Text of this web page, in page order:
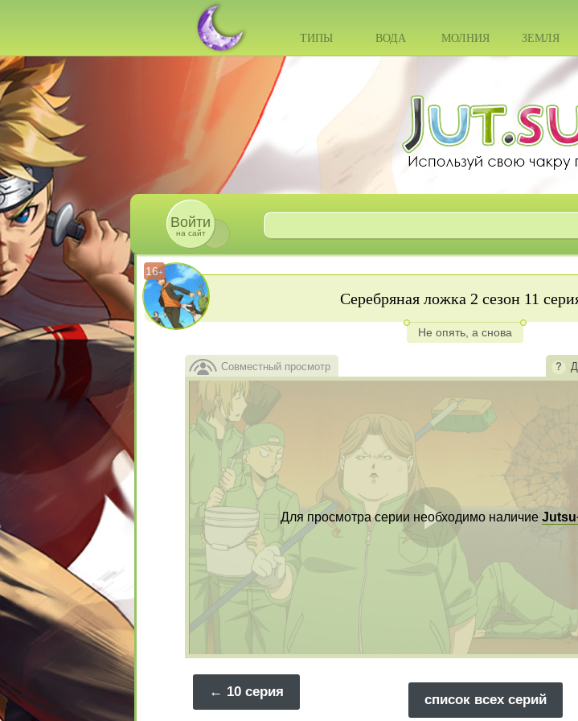
ТИПЫ ВОДА МОЛНИЯ ЗЕМЛЯ
Войти
на сайт
16+
Серебряная ложка 2 сезон 11
Не опять, а снова
Совместный просмотр
Для просмотра серии необходимо наличие
видео
10 серия
список всех серий